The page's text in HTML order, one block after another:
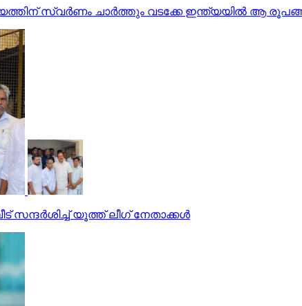
സ്വര്‍ണം ചാര്‍ത്തും വടക്കേ ഇന്ത്യയില്‍ ആ
സന്ദര്‍ശിച്ച് യൂത്ത് ലീഗ് നേതാക്കള്‍